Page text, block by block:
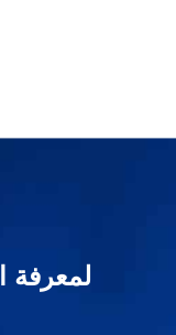
لمعرفة